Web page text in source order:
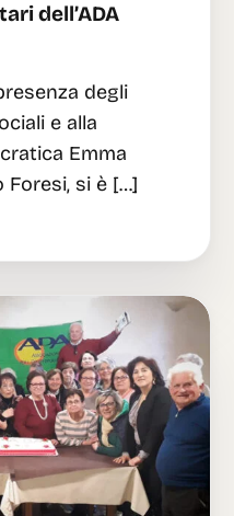
dell’ADA
degli
e alla
Emma
Foresi, si è […]